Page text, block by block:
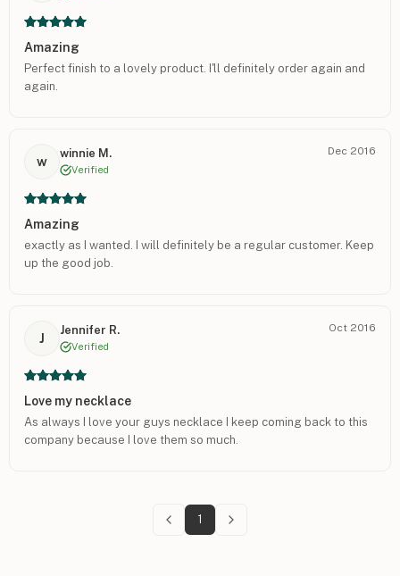
Amazing
Perfect finish to a lovely product. I'll definitely order again and
again.
w
winnie M.
Verified
Dec 2016
Amazing
exactly as I wanted. I will definitely be a regular customer. Keep
up the good job.
J
Jennifer R.
Verified
Oct 2016
Love my necklace
As always I love your guys necklace I keep coming back to this
company because I love them so much.
1